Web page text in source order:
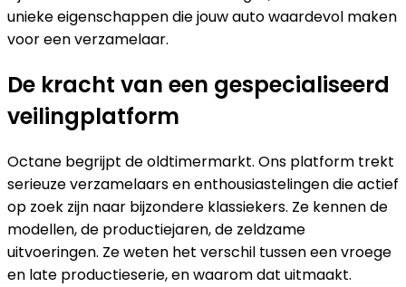
unieke eigenschappen die jouw auto waardevol maken
voor een verzamelaar.
De kracht van een gespecialiseerd
veilingplatform
Octane begrijpt de oldtimermarkt. Ons platform trekt
serieuze verzamelaars en enthousiastelingen die actief
op zoek zijn naar bijzondere klassiekers. Ze kennen de
modellen, de productiejaren, de zeldzame
uitvoeringen. Ze weten het verschil tussen een vroege
en late productieserie, en waarom dat uitmaakt.